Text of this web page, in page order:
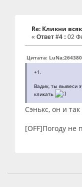
Re: Кликни
« Ответ #4 : 02
Цитата: LuNa;264380
+1.
Вадик, ты вывеси
кликать
Сэнькс, он и
[OFF]Погоду не